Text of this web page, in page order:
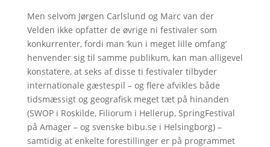
Men selvom Jørgen Carlslund og Marc van der
Velden ikke opfatter de øvrige ni festivaler som
konkurrenter, fordi man ‘kun i meget lille omfang’
henvender sig til samme publikum, kan man alligevel
konstatere, at seks af disse ti festivaler tilbyder
internationale gæstespil – og flere afvikles både
tidsmæssigt og geografisk meget tæt på hinanden
(SWOP i Roskilde, Filiorum i Hellerup, SpringFestival
på Amager – og svenske bibu.se i Helsingborg) –
samtidig at enkelte forestillinger er på programmet